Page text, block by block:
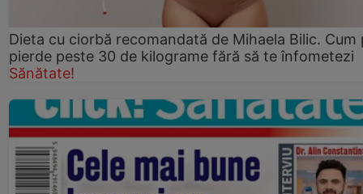
Dieta cu ciorbă recomandată de Mihaela Bilic. Cum
pierde peste 30 de kilograme fără să te înfometezi
Sănătate!